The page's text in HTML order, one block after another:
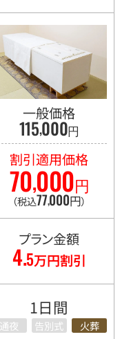
一般価格
115,000円
割引適用価格
70,000円
（税込77,000円）
プラン金額
4.5万円割引
1日間
通夜 告別式 火葬